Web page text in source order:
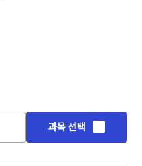
과목 선택